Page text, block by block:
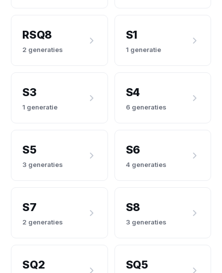
RSQ8
2 generaties
S1
1 generatie
S3
1 generatie
S4
6 generaties
S5
3 generaties
S6
4 generaties
S7
2 generaties
S8
3 generaties
SQ2 SQ5